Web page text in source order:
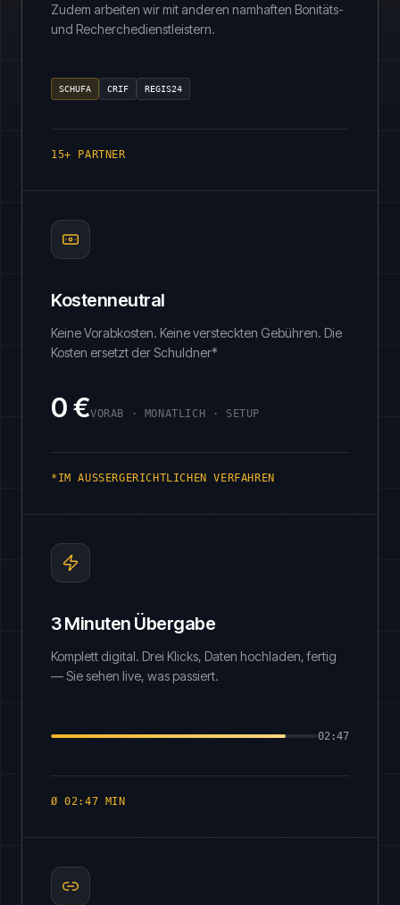
Zudem arbeiten wir mit anderen namhaften Bonitäts-
und Recherchedienstleistern.
SCHUFA CRIF REGIS24
15+ PARTNER
Kostenneutral
Keine Vorabkosten. Keine versteckten Gebühren. Die
Kosten ersetzt der Schuldner*
0 €VORAB · MONATLICH · SETUP
*IM AUSSERGERICHTLICHEN VERFAHREN
3 Minuten Übergabe
Komplett digital. Drei Klicks, Daten hochladen, fertig
— Sie sehen live, was passiert.
02:47
Ø 02:47 MIN